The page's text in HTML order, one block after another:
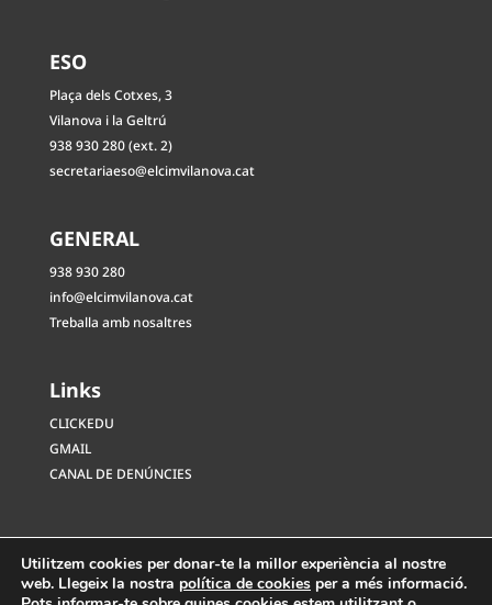
ESO
Plaça dels Cotxes, 3
Vilanova i la Geltrú
938 930 280 (ext. 2)
secretariaeso@elcimvilanova.cat
GENERAL
938 930 280
info@elcimvilanova.cat
Treballa amb nosaltres
Links
CLICKEDU
GMAIL
CANAL DE DENÚNCIES
Utilitzem cookies per donar-te la millor experiència al nostre
web. Llegeix la nostra política de cookies per a més informació.